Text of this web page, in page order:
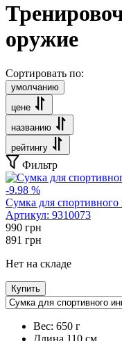
оружие
Сортировать по:
умолчанию
цене
названию
рейтингу
Фильтр
-9.98 %
Сумка для спортивного
Артикул: 9310073
990 грн
891 грн
Нет на складе
Купить
Вес: 650 г
Длина 110 см